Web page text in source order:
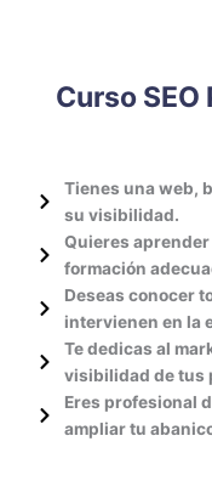
Curso
Tienes una web,
su visibilidad.
Quieres aprender
formación
Deseas conocer
intervienen en la
Te dedicas al
visibilidad de tus
Eres profesional
ampliar tu